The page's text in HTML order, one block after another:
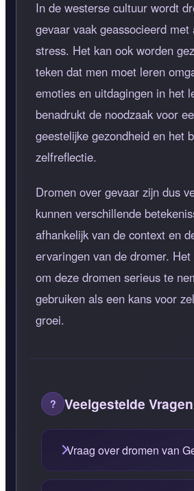
In de westerse cultuur wordt
gevaar vaak geassocieerd met
stress. Het kan ook worden
teken dat men moet leren
emoties en uitdagingen in het
benadrukt de noodzaak voor
geestelijke gezondheid en het
zelfreflectie.
Dromen over gevaar zijn dus
kunnen verschillende
afhankelijk van de context en
ervaringen van de dromer.
om deze dromen serieus te
gebruiken als een kans voor
groei.
Veelgestelde Vragen
Vraag over dromen van